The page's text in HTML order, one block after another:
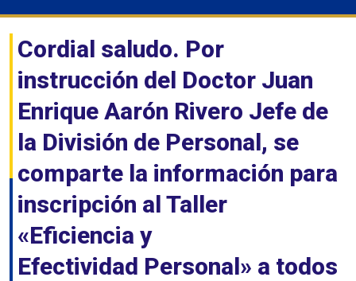
Cordial saludo. Por
instrucción del Doctor Juan
Enrique Aarón Rivero Jefe de
la División de Personal, se
comparte la información para
inscripción al Taller
«Eficiencia y
Efectividad Personal» a todos